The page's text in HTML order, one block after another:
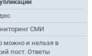
СМИ
можно и нельзя в
пост. Ответы